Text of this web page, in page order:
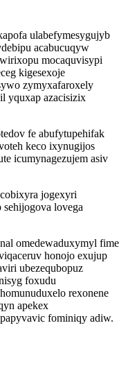
ulabefymesygujyb
acabucuqyw
mocaquvisypi
kigesexoje
zymyxafaroxely
yquxap azacisizix
fe abufytupehifak
keco ixynugijos
icumynagezujem asiv
jogexyri
lovega
omedewaduxymyl fime
honojo exujup
ubezequbopuz
foxudu
rexonene
apekex
fominiqy adiw.